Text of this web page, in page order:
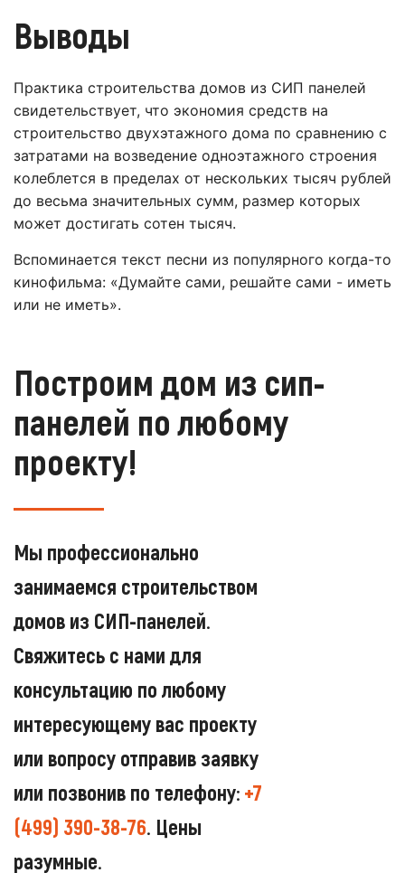
Выводы
Практика строительства домов из СИП панелей
свидетельствует, что экономия средств на
строительство двухэтажного дома по сравнению с
затратами на возведение одноэтажного строения
колеблется в пределах от нескольких тысяч рублей
до весьма значительных сумм, размер которых
может достигать сотен тысяч.
Вспоминается текст песни из популярного когда-то
кинофильма: «Думайте сами, решайте сами - иметь
или не иметь».
Построим дом из сип-
панелей по любому
проекту!
Мы профессионально
занимаемся строительством
домов из СИП-панелей.
Свяжитесь с нами для
консультацию по любому
интересующему вас проекту
или вопросу отправив заявку
или позвонив по телефону: +7
(499) 390-38-76. Цены
разумные.